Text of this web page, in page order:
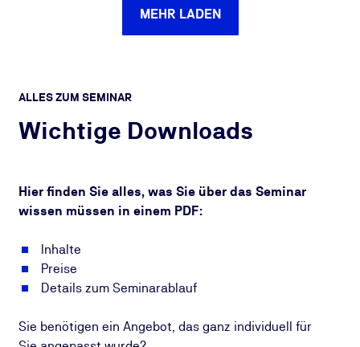
MEHR LADEN
ALLES ZUM SEMINAR
Wichtige Downloads
Hier finden Sie alles, was Sie über das Seminar
wissen müssen in einem PDF:
Inhalte
Preise
Details zum Seminarablauf
Sie benötigen ein Angebot, das ganz individuell für